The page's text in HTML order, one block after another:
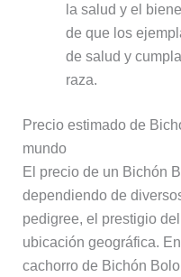
la salud y el
de que los
de salud y
raza.
Precio estimado de
mundo
El precio de un Bichón
dependiendo de
pedigree, el prestigio
ubicación geográfica.
cachorro de Bichón